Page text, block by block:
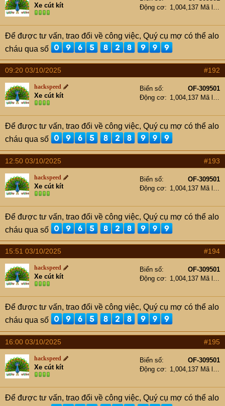
Xe cút kít
Động cơ
Để được tư vấn, trao đổi về công việc, Quý cụ mợ có thể alo
cháu qua số
09:20 03/10/2025 #192
hackspeed
Xe cút kít
Biển số
OF-309501
Động cơ
1,004,137 Mã lực
Để được tư vấn, trao đổi về công việc, Quý cụ mợ có thể alo
cháu qua số
12:50 03/10/2025 #193
hackspeed
Xe cút kít
Biển số
OF-309501
Động cơ
Để được tư vấn, trao đổi về công việc, Quý cụ mợ có thể alo
cháu qua số
15:51 03/10/2025 #194
hackspeed
Xe cút kít
Biển số
OF-309501
Động cơ
1,004,137 Mã lực
Để được tư vấn, trao đổi về công việc, Quý cụ mợ có thể alo
cháu qua số
16:00 03/10/2025 #195
hackspeed
Xe cút kít
Biển số
OF-309501
Động cơ
Để được tư vấn, trao đổi về công việc, Quý cụ mợ có thể alo